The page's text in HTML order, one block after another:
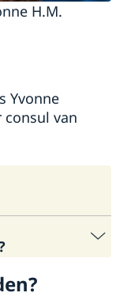
H.M.
Yvonne
van
werken in